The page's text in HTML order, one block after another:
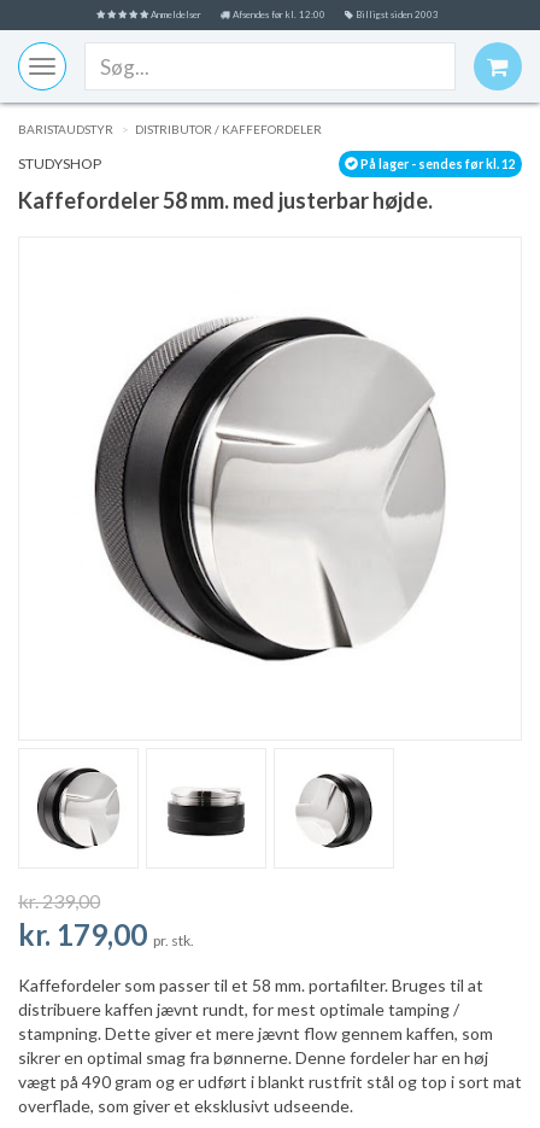
Anmeldelser Afsendes før kl. 12:00 Billigst siden 2003
Toggle
navigation
BARISTAUDSTYR DISTRIBUTOR / KAFFEFORDELER
På lager - sendes før kl. 12
STUDYSHOP
Kaffefordeler 58 mm. med justerbar højde.
kr. 239,00
kr. 179,00 pr. stk.
Kaffefordeler som passer til et 58 mm. portafilter. Bruges til at
distribuere kaffen jævnt rundt, for mest optimale tamping /
stampning. Dette giver et mere jævnt flow gennem kaffen, som
sikrer en optimal smag fra bønnerne. Denne fordeler har en høj
vægt på 490 gram og er udført i blankt rustfrit stål og top i sort mat
overflade, som giver et eksklusivt udseende.